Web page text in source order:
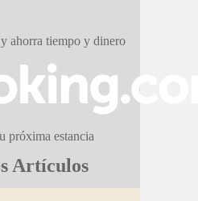
ahorra tiempo y dinero
próxima estancia
Artículos